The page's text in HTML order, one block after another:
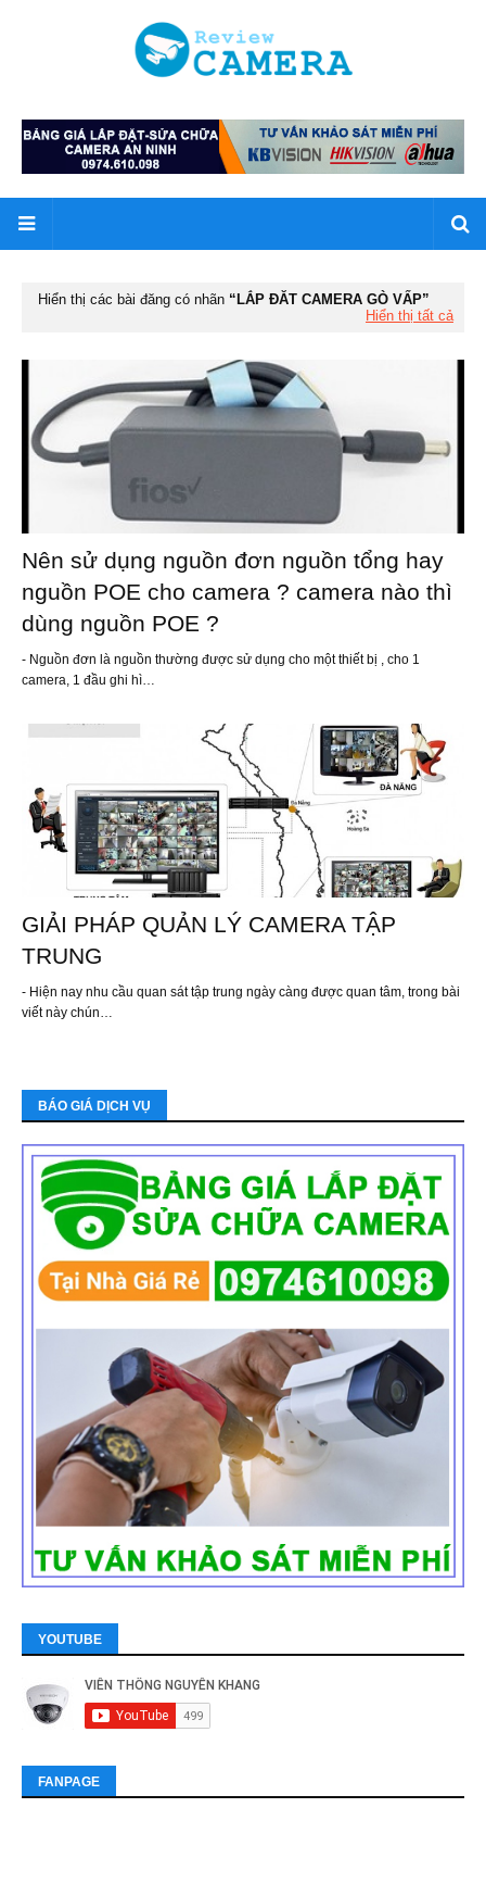
Hiển thị các bài đăng có nhãn
LẮP ĐĂT CAMERA GÒ VẤP
Hiển thị tất cả
Nên sử dụng nguồn đơn nguồn tổng hay
nguồn POE cho camera ? camera nào thì
dùng nguồn POE ?
- Nguồn đơn là nguồn thường được sử dụng cho một thiết bị , cho 1
camera, 1 đầu ghi hì…
GIẢI PHÁP QUẢN LÝ CAMERA TẬP
TRUNG
- Hiện nay nhu cầu quan sát tập trung ngày càng được quan tâm, trong bài
viết này chún…
BÁO GIÁ DỊCH VỤ
YOUTUBE
FANPAGE